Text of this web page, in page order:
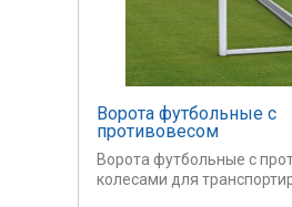
Ворота футбольные с
противовесом
Ворота футбольные с
колесами для